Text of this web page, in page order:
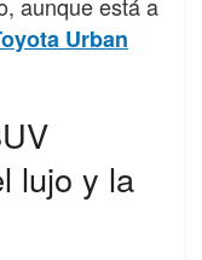
Urban
lujo y la